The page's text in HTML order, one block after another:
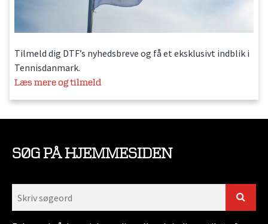
Tilmeld dig DTF’s nyhedsbreve og få et eksklusivt indblik i
Tennisdanmark.
Læs mere og tilmeld
SØG PÅ HJEMMESIDEN